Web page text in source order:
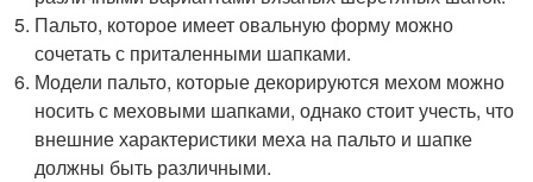
Пальто, которое имеет овальную форму можно
сочетать с приталенными шапками.
Модели пальто, которые декорируются мехом можно
носить с меховыми шапками, однако стоит учесть, что
внешние характеристики меха на пальто и шапке
должны быть различными.